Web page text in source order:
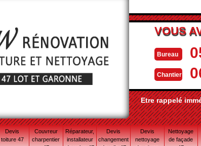
VOUS
Bureau
Chantier
Etre rappelé
Devis
toiture 47
Couvreur
charpentier
Réparateur,
installateur
Devis
changement
Devis
nettoyage
Nettoyage
de façade